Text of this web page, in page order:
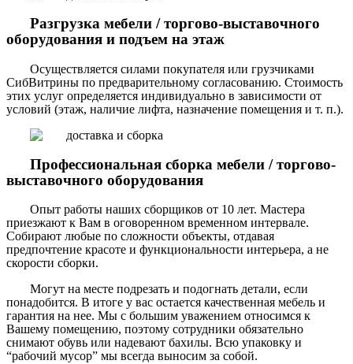
Разгрузка мебели / торгово-выставочного
оборудования и подъем на этаж
Осуществляется силами покупателя или грузчиками
СибВитрины по предварительному согласованию. Стоимость
этих услуг определяется индивидуально в зависимости от
условий (этаж, наличие лифта, назначение помещения и т. п.).
Профессиональная сборка мебели / торгово-
выставочного оборудования
Опыт работы наших сборщиков от 10 лет. Мастера
приезжают к Вам в оговоренном временном интервале.
Собирают любые по сложности объекты, отдавая
предпочтение красоте и функциональности интерьера, а не
скорости сборки.
Могут на месте подрезать и подогнать детали, если
понадобится. В итоге у вас остается качественная мебель и
гарантия на нее. Мы с большим уважением относимся к
Вашему помещению, поэтому сотрудники обязательно
снимают обувь или надевают бахилы. Всю упаковку и
“рабочий мусор” мы всегда выносим за собой.